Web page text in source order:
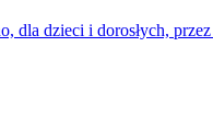
dla dzieci i dorosłych,